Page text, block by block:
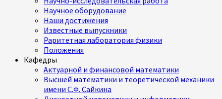
Научное оборудование
Наши достижения
Известные выпускники
Раритетная лаборатория физики
Положения
Кафедры
Актуарной и финансовой математики
Высшей математики и теоретической механики
имени С.Ф. Сайкина